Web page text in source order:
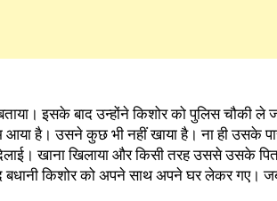
इसके बाद उन्होंने किशोर को पुलिस चौकी
आया है। उसने कुछ भी नहीं खाया है। ना ही
खाना खिलाया और किसी तरह उससे उसके
किशोर को अपने साथ अपने घर लेकर गए।